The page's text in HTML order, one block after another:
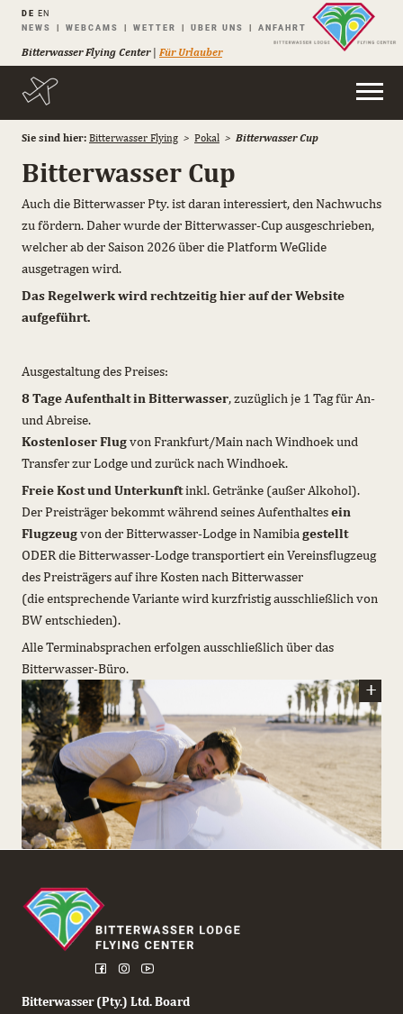
Bitterwasser Flying Center| Für Urlauber
Navigation
NEWS WEBCAMS WETTER ÜBER UNS ANFAHRT
DE EN
Sie sind hier: Bitterwasser Flying Pokal Bitterwasser Cup
Bitterwasser Cup
Auch die Bitterwasser Pty. ist daran interessiert, den Nachwuchs
zu fördern. Daher wurde der Bitterwasser-Cup ausgeschrieben,
welcher ab der Saison 2026 über die Platform WeGlide
ausgetragen wird.
Das Regelwerk wird rechtzeitig hier auf der Website
aufgeführt.
Ausgestaltung des Preises:
8 Tage Aufenthalt in Bitterwasser, zuzüglich je 1 Tag für An-
und Abreise.
Kostenloser Flugvon Frankfurt/Main nach Windhoek und
Transfer zur Lodge und zurück nach Windhoek.
Freie Kost und Unterkunftinkl. Getränke (außer Alkohol).
Der Preisträger bekommt während seines Aufenthaltesein
Flugzeugvon der Bitterwasser-Lodge in Namibiagestellt
ODER die Bitterwasser-Lodge transportiert ein Vereinsflugzeug
des Preisträgers auf ihre Kosten nach Bitterwasser
(die entsprechende Variante wird kurzfristig ausschließlich von
BW entschieden).
Alle Terminabsprachen erfolgen ausschließlich über das
Bitterwasser-Büro.
Bitterwasser (Pty.) Ltd. Board